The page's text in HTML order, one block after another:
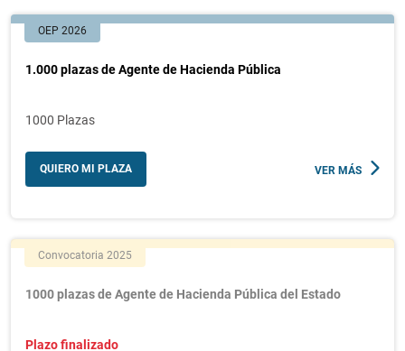
OEP 2026
1.000 plazas de Agente de Hacienda Pública
1000 Plazas
QUIERO MI PLAZA VER MÁS
Convocatoria 2025
1000 plazas de Agente de Hacienda Pública del Estado
Plazo finalizado